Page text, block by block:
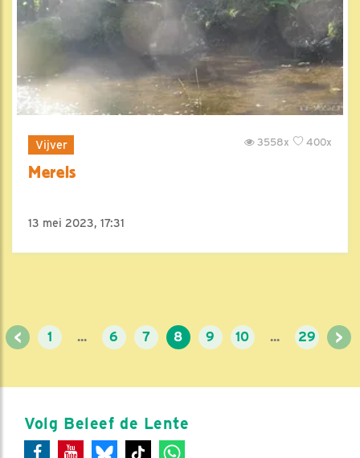
Vijver 400x
3558x
Merels
13 mei 2023, 17:31
< 1 ... 6 7 8 9 10 ... 29 >
Volg Beleef de Lente